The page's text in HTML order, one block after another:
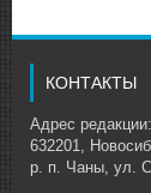
КОНТАКТЫ
Адрес редакции:
632201,
р. п. Чаны, ул.